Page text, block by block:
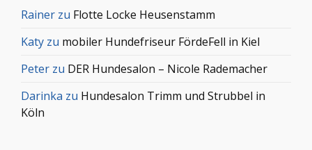
Rainer zu Flotte Locke Heusenstamm
Katy zu mobiler Hundefriseur FördeFell in Kiel
Peter zu DER Hundesalon – Nicole Rademacher
Darinka zu Hundesalon Trimm und Strubbel in
Köln